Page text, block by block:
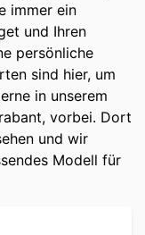
immer ein
und Ihren
persönliche
sind hier, um
in unserem
vorbei. Dort
und wir
Modell für